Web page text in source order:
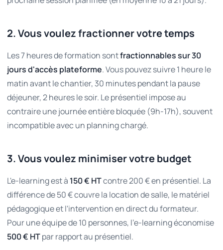
2. Vous voulez fractionner votre temps
Les 7 heures de formation sontfractionnables sur 30
jours d'accès plateforme. Vous pouvez suivre 1 heure le
matin avant le chantier, 30 minutes pendant la pause
déjeuner, 2 heures le soir. Le présentiel impose au
contraire une journée entière bloquée (9h-17h), souvent
incompatible avec un planning chargé.
3. Vous voulez minimiser votre budget
L'e-learning est à 150 € HTcontre 200 € en présentiel. La
différence de 50 € couvre la location de salle, le matériel
pédagogique et l'intervention en direct du formateur.
Pour une équipe de 10 personnes, l'e-learning économise
500 € HTpar rapport au présentiel.